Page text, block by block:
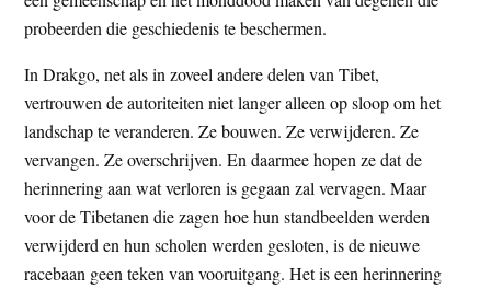
probeerden die geschiedenis te beschermen.
In Drakgo, net als in zoveel andere delen van Tibet,
vertrouwen de autoriteiten niet langer alleen op sloop om het
landschap te veranderen. Ze bouwen. Ze verwijderen. Ze
vervangen. Ze overschrijven. En daarmee hopen ze dat de
herinnering aan wat verloren is gegaan zal vervagen. Maar
voor de Tibetanen die zagen hoe hun standbeelden werden
verwijderd en hun scholen werden gesloten, is de nieuwe
racebaan geen teken van vooruitgang. Het is een herinnering